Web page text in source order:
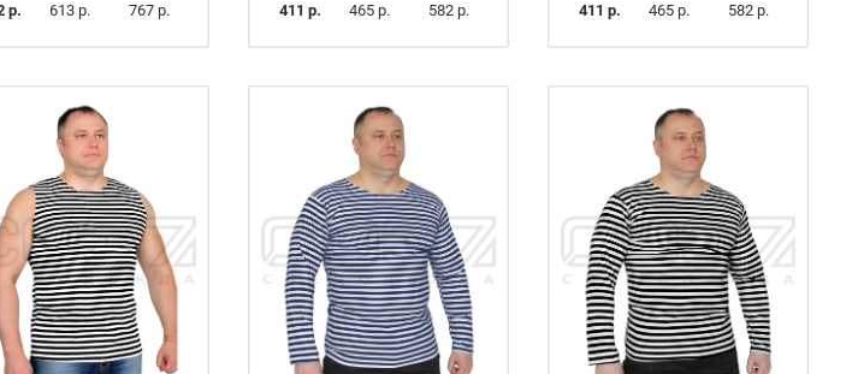
р. 613 р. 767 р. 411 р. 465 р. 582 р. 411 р. 465 р. 582 р.